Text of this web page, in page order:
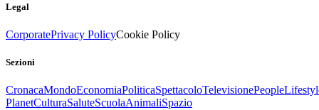
Legal
CorporatePrivacy PolicyCookie Policy
Sezioni
CronacaMondoEconomiaPoliticaSpettacoloTelevisionePeople
PlanetCulturaSaluteScuolaAnimaliSpazio